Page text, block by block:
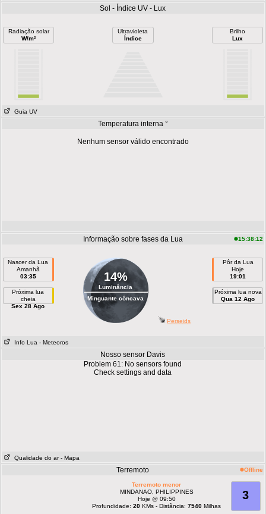
Sol - Índice UV - Lux
Radiação solar
W/m²
Ultravioleta
Índice
Brilho
Lux
Guia UV
Temperatura interna °
Nenhum sensor válido encontrado
Informação sobre fases da Lua 15:38:12
Nascer da Lua
Amanhã
03:35
Próxima lua
cheia
Sex 28 Ago
14%
Luminância
Minguante côncava
Pôr da Lua
Hoje
19:01
Próxima lua nova
Qua 12 Ago
Perseids
Info Lua - Meteoros
Nosso sensor Davis
Problem 61: No sensors found
Check settings and data
Qualidade do ar - Mapa
Terremoto Offline
3
Terremoto menor
MINDANAO, PHILIPPINES
Hoje @ 09:50
Profundidade:20 KMs - Distância:7540 Milhas